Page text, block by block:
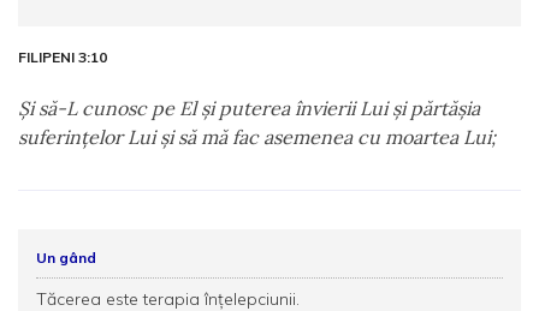
FILIPENI 3:10
Şi să-L cunosc pe El şi puterea învierii Lui şi părtăşia
suferinţelor Lui şi să mă fac asemenea cu moartea Lui;
Un gând
Tăcerea este terapia înțelepciunii.